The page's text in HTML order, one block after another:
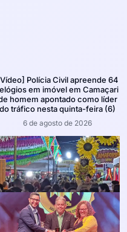
Polícia Civil apreende 64
em imóvel em Camaçari
homem apontado como líder
do tráfico nesta quinta-feira (6)
6 de agosto de 2026